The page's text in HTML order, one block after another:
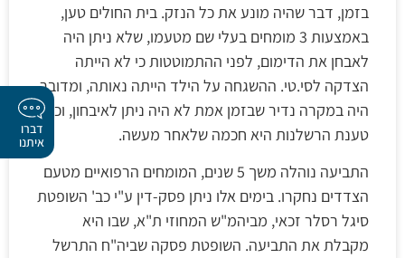
בזמן, דבר שהיה מונע את כל הנזק. בית החולים טען,
באמצעות 3 מומחים בעלי שם מטעמו, שלא ניתן היה
לאבחן את הדימום, לפני ההתמוטטות כי לא הייתה
הצדקה לסי.טי. ההשגחה על הילד הייתה נאותה, ומדובר
היה במקרה נדיר שבזמן אמת לא היה ניתן לאיבחון, וכי
טענת הרשלנות היא חכמה שלאחר מעשה.
התביעה נוהלה משך 5 שנים, המומחים הרפואיים מטעם
הצדדים נחקרו. בימים אלו ניתן פסק-דין ע"י כב' השופטת
סיגל רסלר זכאי, מביהמ"ש המחוזי ת"א, שבו היא
מקבלת את התביעה. השופטת פסקה שביה"ח התרשל
דברו
איתנו